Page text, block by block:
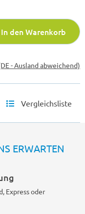
In den Warenkorb
- Ausland abweichend)
Vergleichsliste
ERWARTEN
Express oder